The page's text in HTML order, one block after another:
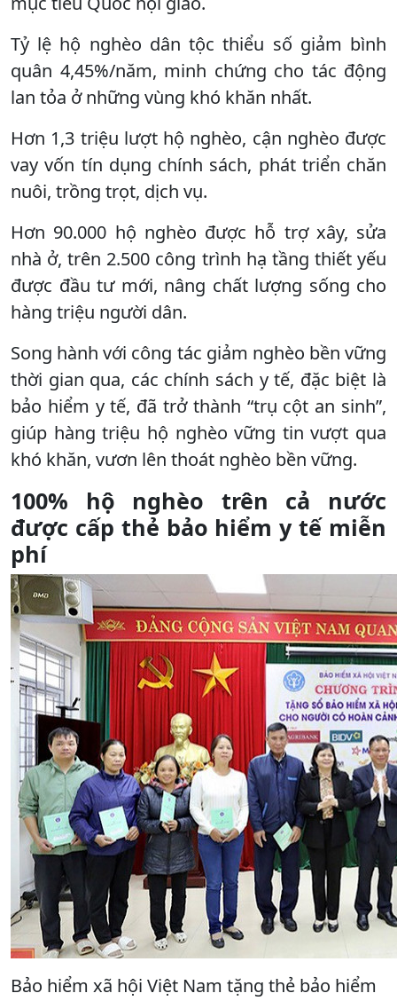
Tỷ lệ hộ nghèo dân tộc thiểu số giảm bình
quân 4,45%/năm, minh chứng cho tác động
lan tỏa ở những vùng khó khăn nhất.
Hơn 1,3 triệu lượt hộ nghèo, cận nghèo được
vay vốn tín dụng chính sách, phát triển chăn
nuôi, trồng trọt, dịch vụ.
Hơn 90.000 hộ nghèo được hỗ trợ xây, sửa
nhà ở, trên 2.500 công trình hạ tầng thiết yếu
được đầu tư mới, nâng chất lượng sống cho
hàng triệu người dân.
Song hành với công tác giảm nghèo bền vững
thời gian qua, các chính sách y tế, đặc biệt là
bảo hiểm y tế, đã trở thành “trụ cột an sinh”,
giúp hàng triệu hộ nghèo vững tin vượt qua
khó khăn, vươn lên thoát nghèo bền vững.
100% hộ nghèo trên cả nước
được cấp thẻ bảo hiểm y tế miễn
phí
Bảo hiểm xã hội Việt Nam tặng thẻ bảo hiểm